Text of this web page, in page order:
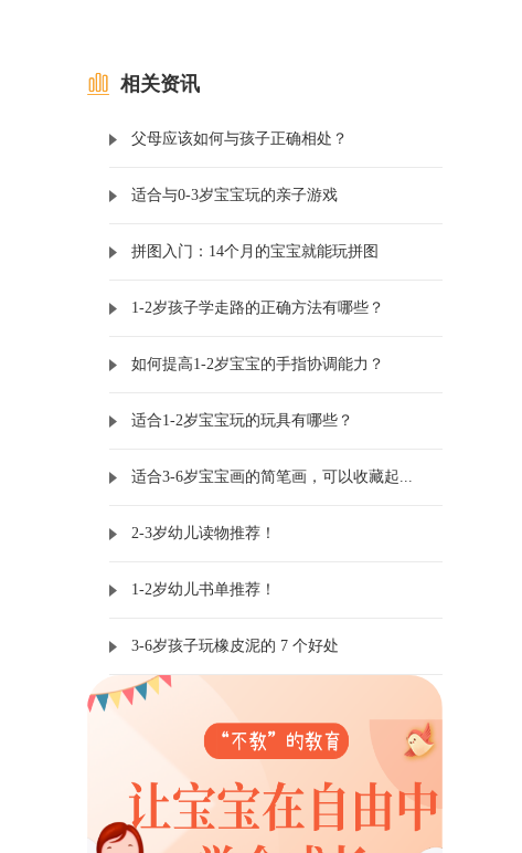
相关资讯
父母应该如何与孩子正确相处？
适合与0-3岁宝宝玩的亲子游戏
拼图入门：14个月的宝宝就能玩拼图
1-2岁孩子学走路的正确方法有哪些？
如何提高1-2岁宝宝的手指协调能力？
适合1-2岁宝宝玩的玩具有哪些？
适合3-6岁宝宝画的简笔画，可以收藏起...
2-3岁幼儿读物推荐！
1-2岁幼儿书单推荐！
3-6岁孩子玩橡皮泥的 7 个好处